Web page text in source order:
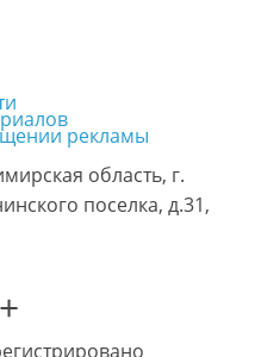
рекламы
область, г.
поселка, д.31,